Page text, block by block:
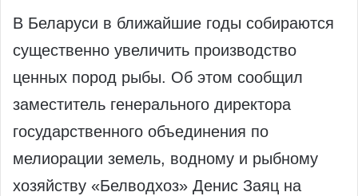
В Беларуси в ближайшие годы собираются
существенно увеличить производство
ценных пород рыбы. Об этом сообщил
заместитель генерального директора
государственного объединения по
мелиорации земель, водному и рыбному
хозяйству «Белводхоз» Денис Заяц на